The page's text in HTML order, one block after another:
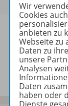
Wir
Cookies
anbieten zu
Webseite zu
Daten zu
unsere
Analysen
Daten
haben oder